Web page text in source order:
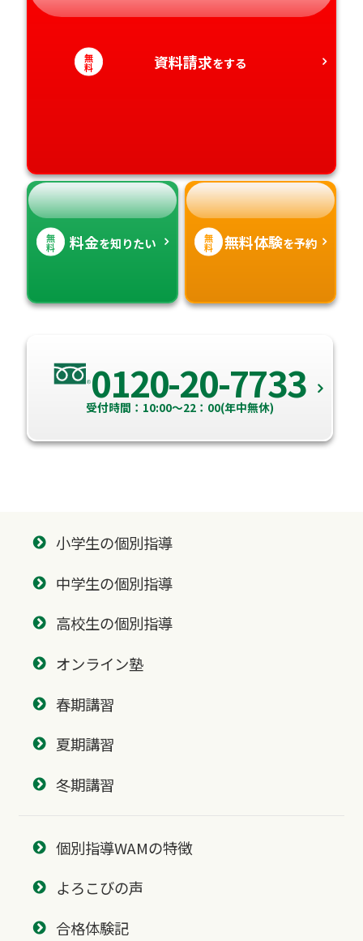
静岡県
愛知県
和歌山県
徳島県
香川県
大分県
宮崎県
無
料 資料請求をする
無
料 料金を知りたい 無
料 無料体験を予約
0120-20-7733
受付時間：10:00～22：00(年中無休)
小学生の個別指導
中学生の個別指導
高校生の個別指導
オンライン塾
春期講習
夏期講習
冬期講習
個別指導WAMの特徴
よろこびの声
合格体験記